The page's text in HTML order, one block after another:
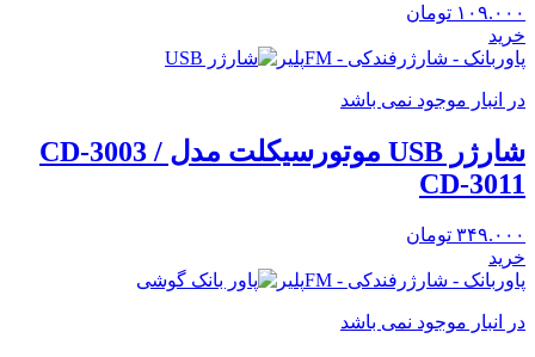
۱۰۹.۰۰۰ تومان
خرید
پاوربانک - شارژرفندکی - FMپلیر
در انبار موجود نمی باشد
شارژر USB موتورسیکلت مدل CD-3003 /
CD-3011
۳۴۹.۰۰۰ تومان
خرید
پاوربانک - شارژرفندکی - FMپلیر
در انبار موجود نمی باشد